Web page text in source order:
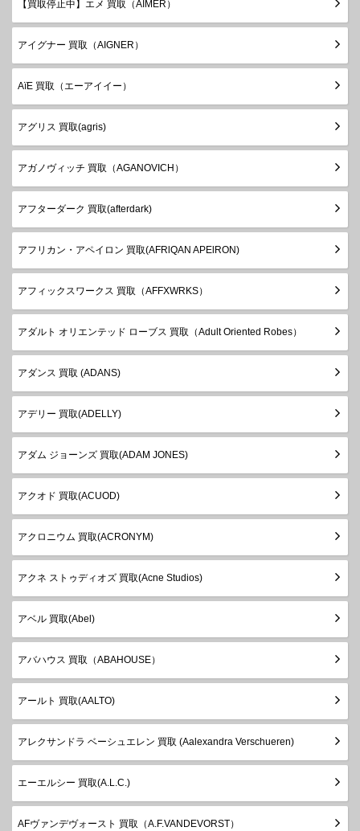
【買取停止中】エメ 買取（AIMER）
アイグナー 買取（AIGNER）
AïE 買取（エーアイイー）
アグリス 買取(agris)
アガノヴィッチ 買取（AGANOVICH）
アフターダーク 買取(afterdark)
アフリカン・アペイロン 買取(AFRlQAN APElRON)
アフィックスワークス 買取（AFFXWRKS）
アダルト オリエンテッド ローブス 買取（Adult Oriented Robes）
アダンス 買取 (ADANS)
アデリー 買取(ADELLY)
アダム ジョーンズ 買取(ADAM JONES)
アクオド 買取(ACUOD)
アクロニウム 買取(ACRONYM)
アクネ ストゥディオズ 買取(Acne Studios)
アベル 買取(Abel)
アバハウス 買取（ABAHOUSE）
アールト 買取(AALTO)
アレクサンドラ ベーシュエレン 買取 (Aalexandra Verschueren)
エーエルシー 買取(A.L.C.)
AFヴァンデヴォースト 買取（A.F.VANDEVORST）